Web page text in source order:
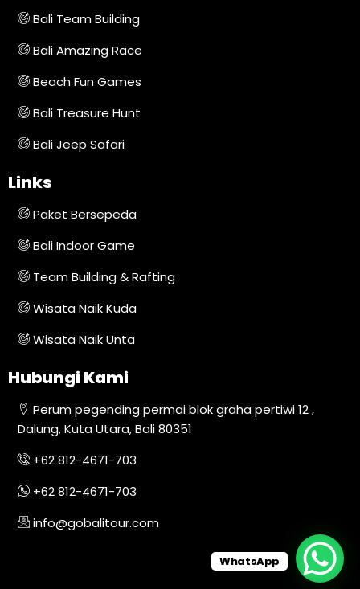
Bali Team Building
Bali Amazing Race
Beach Fun Games
Bali Treasure Hunt
Bali Jeep Safari
Links
Paket Bersepeda
Bali Indoor Game
Team Building & Rafting
Wisata Naik Kuda
Wisata Naik Unta
Hubungi Kami
Perum pegending permai blok graha pertiwi 12 ,
Dalung, Kuta Utara, Bali 80351
+62 812-4671-703
+62 812-4671-703
info@gobalitour.com
WhatsApp